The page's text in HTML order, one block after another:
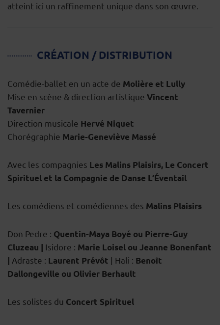
atteint ici un raffinement unique dans son œuvre.
CRÉATION / DISTRIBUTION
Comédie-ballet en un acte de Molière et Lully
Mise en scène & direction artistique Vincent
Tavernier
Direction musicale Hervé Niquet
Chorégraphie Marie-Geneviève Massé
Avec les compagnies Les Malins Plaisirs, Le Concert
Spirituel et la Compagnie de Danse L’Éventail
Les comédiens et comédiennes des Malins Plaisirs
Don Pedre : Quentin-Maya Boyé ou Pierre-Guy
Cluzeau | Isidore : Marie Loisel ou Jeanne Bonenfant
| Adraste : Laurent Prévôt | Hali : Benoît
Dallongeville ou Olivier Berhault
Les solistes du Concert Spirituel